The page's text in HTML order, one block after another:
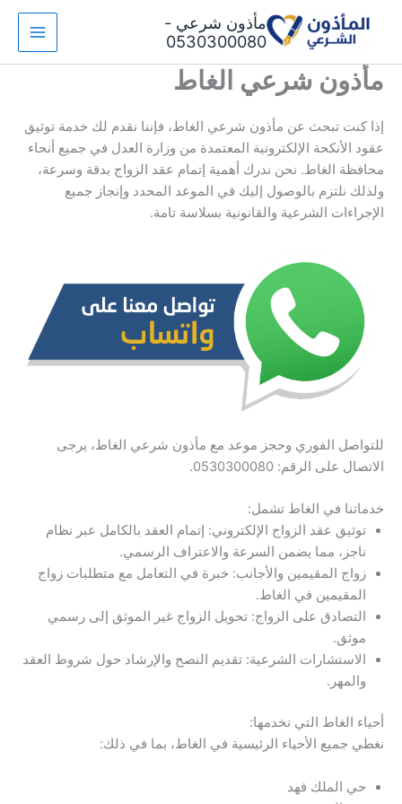
مأذون شرعي -
0530300080
مأذون شرعي الغاط
إذا كنت تبحث عن مأذون شرعي الغاط، فإننا نقدم لك خدمة توثيق
عقود الأنكحة الإلكترونية المعتمدة من وزارة العدل في جميع أنحاء
محافظة الغاط. نحن ندرك أهمية إتمام عقد الزواج بدقة وسرعة،
ولذلك نلتزم بالوصول إليك في الموعد المحدد وإنجاز جميع
الإجراءات الشرعية والقانونية بسلاسة تامة.
للتواصل الفوري وحجز موعد مع مأذون شرعي الغاط، يرجى
الاتصال على الرقم: 0530300080.
خدماتنا في الغاط تشمل:
توثيق عقد الزواج الإلكتروني: إتمام العقد بالكامل عبر نظام
ناجز، مما يضمن السرعة والاعتراف الرسمي.
زواج المقيمين والأجانب: خبرة في التعامل مع متطلبات زواج
المقيمين في الغاط.
التصادق على الزواج: تحويل الزواج غير الموثق إلى رسمي
موثق.
الاستشارات الشرعية: تقديم النصح والإرشاد حول شروط العقد
والمهر.
أحياء الغاط التي نخدمها:
نغطي جميع الأحياء الرئيسية في الغاط، بما في ذلك:
حي الملك فهد